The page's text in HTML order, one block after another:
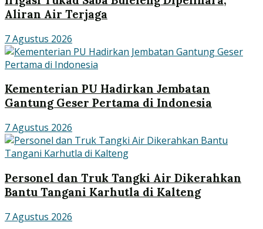
Aliran Air Terjaga
7 Agustus 2026
Kementerian PU Hadirkan Jembatan
Gantung Geser Pertama di Indonesia
7 Agustus 2026
Personel dan Truk Tangki Air Dikerahkan
Bantu Tangani Karhutla di Kalteng
7 Agustus 2026